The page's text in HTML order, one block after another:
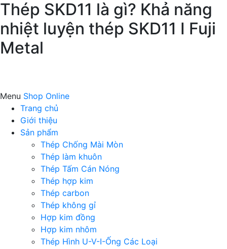
Thép SKD11 là gì? Khả năng
nhiệt luyện thép SKD11 I Fuji
Metal
Menu Shop Online
Trang chủ
Giới thiệu
Sản phẩm
Thép Chống Mài Mòn
Thép làm khuôn
Thép Tấm Cán Nóng
Thép hợp kim
Thép carbon
Thép không gỉ
Hợp kim đồng
Hợp kim nhôm
Thép Hình U-V-I-Ống Các Loại